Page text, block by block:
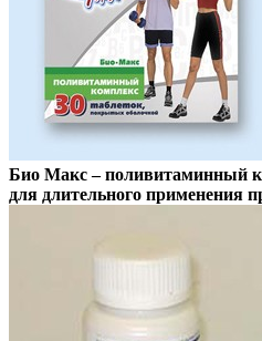
Био Макс – поливитаминный
для длительного применения